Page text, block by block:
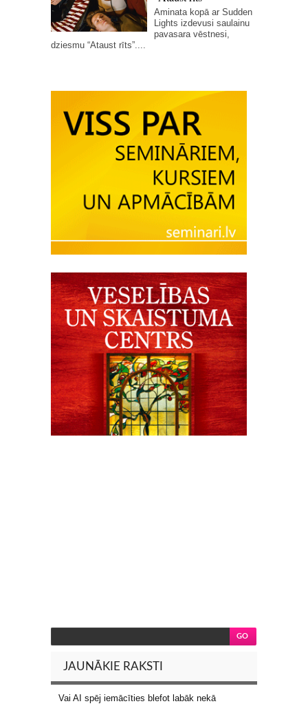
Aminata kopā ar Sudden
Lights izdevusi saulainu
pavasara vēstnesi,
dziesmu “Ataust rīts”....
JAUNĀKIE RAKSTI
Vai AI spēj iemācīties blefot labāk nekā